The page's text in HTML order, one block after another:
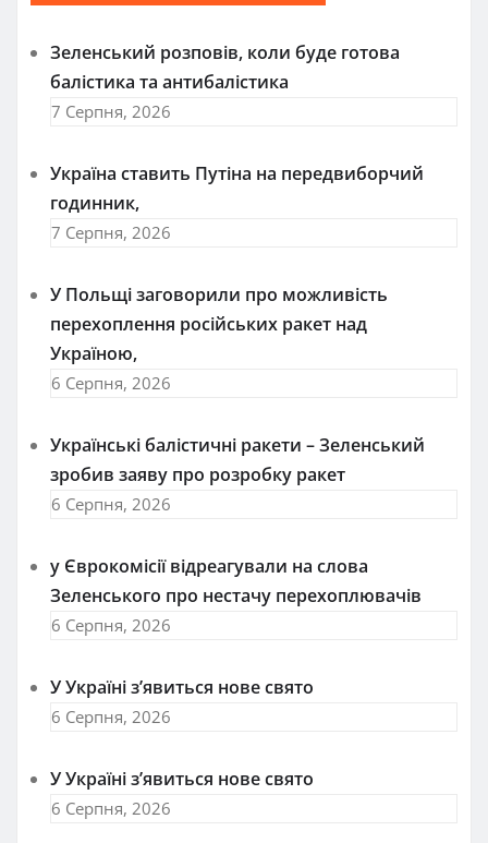
Зеленський розповів, коли буде готова
балістика та антибалістика
7 Серпня, 2026
Україна ставить Путіна на передвиборчий
годинник,
7 Серпня, 2026
У Польщі заговорили про можливість
перехоплення російських ракет над
Україною,
6 Серпня, 2026
Українські балістичні ракети – Зеленський
зробив заяву про розробку ракет
6 Серпня, 2026
у Єврокомісії відреагували на слова
Зеленського про нестачу перехоплювачів
6 Серпня, 2026
У Україні з’явиться нове свято
6 Серпня, 2026
У Україні з’явиться нове свято
6 Серпня, 2026